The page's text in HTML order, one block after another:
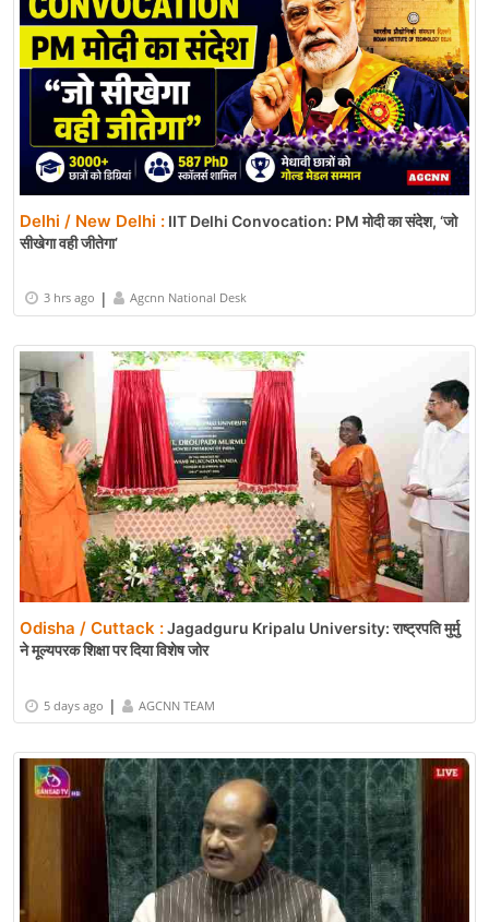
Delhi / New Delhi : IIT Delhi Convocation: PM मोदी का संदेश, ‘जो
सीखेगा वही जीतेगा’
3 hrs ago | Agcnn National Desk
Odisha / Cuttack :Jagadguru Kripalu University: राष्ट्रपति मुर्मु
ने मूल्यपरक शिक्षा पर दिया विशेष जोर
5 days ago | AGCNN TEAM